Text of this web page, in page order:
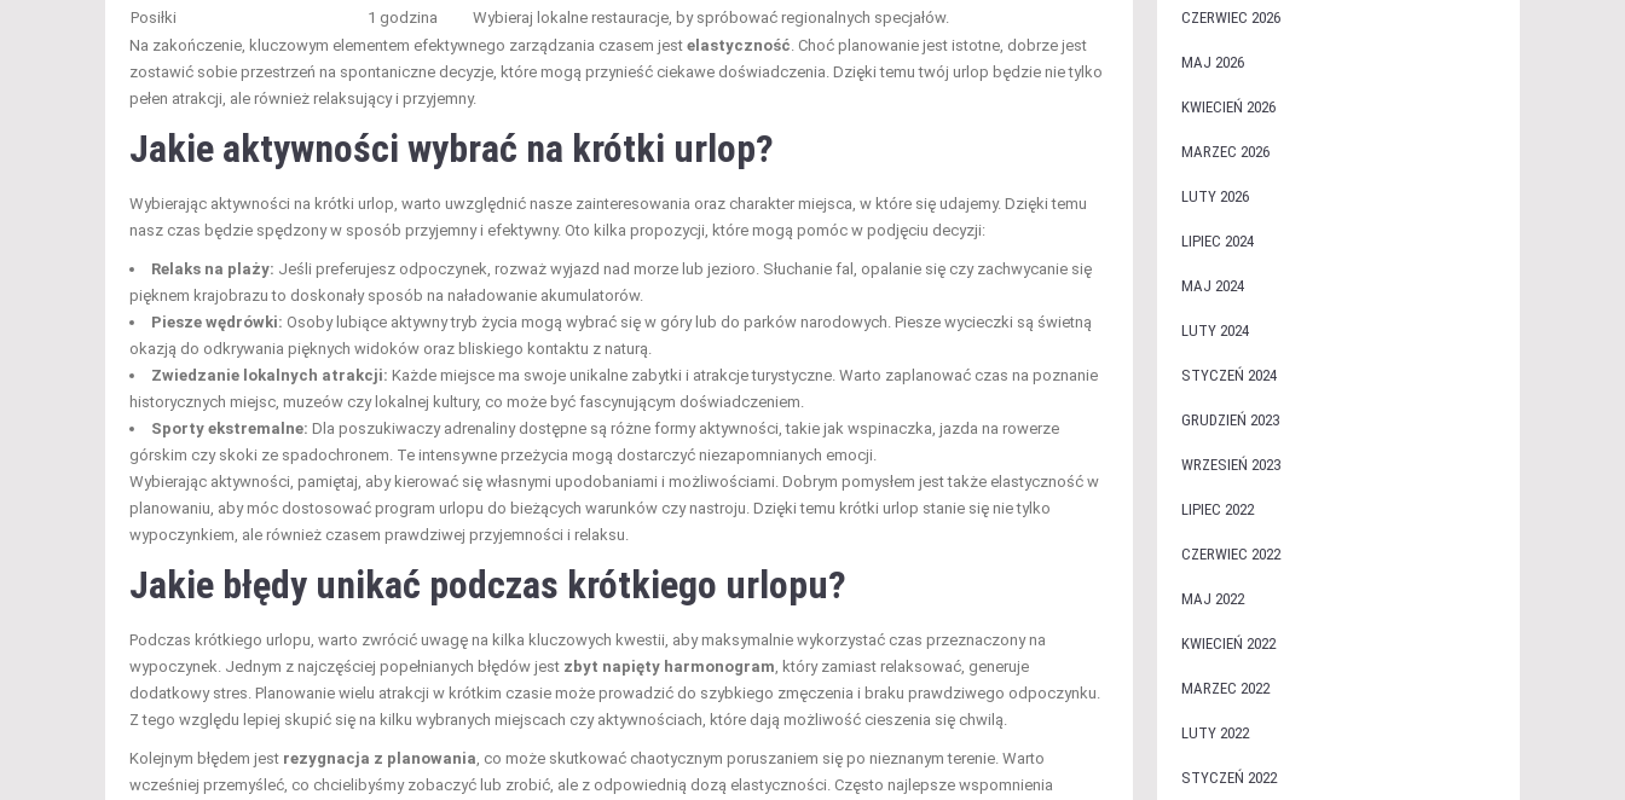
Posiłki
1 godzina
Wybieraj lokalne restauracje, by spróbować regionalnych specjałów.
Na zakończenie, kluczowym elementem efektywnego zarządzania czasem jest elastyczność . Choć planowanie jest istotne, dobrze jest
zostawić sobie przestrzeń na spontaniczne decyzje, które mogą przynieść ciekawe doświadczenia. Dzięki temu twój urlop będzie nie tylko
pełen atrakcji, ale również relaksujący i przyjemny.
Jakie aktywności wybrać na krótki urlop?
Wybierając aktywności na krótki urlop, warto uwzględnić nasze zainteresowania oraz charakter miejsca, w które się udajemy. Dzięki temu
nasz czas będzie spędzony w sposób przyjemny i efektywny. Oto kilka propozycji, które mogą pomóc w podjęciu decyzji:
Relaks na plaży: Jeśli preferujesz odpoczynek, rozważ wyjazd nad morze lub jezioro. Słuchanie fal, opalanie się czy zachwycanie się
pięknem krajobrazu to doskonały sposób na naładowanie akumulatorów.
Piesze wędrówki: Osoby lubiące aktywny tryb życia mogą wybrać się w góry lub do parków narodowych. Piesze wycieczki są świetną
okazją do odkrywania pięknych widoków oraz bliskiego kontaktu z naturą.
Zwiedzanie lokalnych atrakcji: Każde miejsce ma swoje unikalne zabytki i atrakcje turystyczne. Warto zaplanować czas na poznanie
historycznych miejsc, muzeów czy lokalnej kultury, co może być fascynującym doświadczeniem.
Sporty ekstremalne: Dla poszukiwaczy adrenaliny dostępne są różne formy aktywności, takie jak wspinaczka, jazda na rowerze
górskim czy skoki ze spadochronem. Te intensywne przeżycia mogą dostarczyć niezapomnianych emocji.
Wybierając aktywności, pamiętaj, aby kierować się własnymi upodobaniami i możliwościami. Dobrym pomysłem jest także elastyczność w
planowaniu, aby móc dostosować program urlopu do bieżących warunków czy nastroju. Dzięki temu krótki urlop stanie się nie tylko
wypoczynkiem, ale również czasem prawdziwej przyjemności i relaksu.
Jakie błędy unikać podczas krótkiego urlopu?
Podczas krótkiego urlopu, warto zwrócić uwagę na kilka kluczowych kwestii, aby maksymalnie wykorzystać czas przeznaczony na
wypoczynek. Jednym z najczęściej popełnianych błędów jest zbyt napięty harmonogram , który zamiast relaksować, generuje
dodatkowy stres. Planowanie wielu atrakcji w krótkim czasie może prowadzić do szybkiego zmęczenia i braku prawdziwego odpoczynku.
Z tego względu lepiej skupić się na kilku wybranych miejscach czy aktywnościach, które dają możliwość cieszenia się chwilą.
Kolejnym błędem jest rezygnacja z planowania , co może skutkować chaotycznym poruszaniem się po nieznanym terenie. Warto
wcześniej przemyśleć, co chcielibyśmy zobaczyć lub zrobić, ale z odpowiednią dozą elastyczności. Często najlepsze wspomnienia
CZERWIEC 2026
MAJ 2026
KWIECIEŃ 2026
MARZEC 2026
LUTY 2026
LIPIEC 2024
MAJ 2024
LUTY 2024
STYCZEŃ 2024
GRUDZIEŃ 2023
WRZESIEŃ 2023
LIPIEC 2022
CZERWIEC 2022
MAJ 2022
KWIECIEŃ 2022
MARZEC 2022
LUTY 2022
STYCZEŃ 2022